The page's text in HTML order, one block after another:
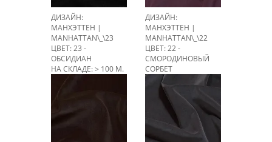
ДИЗАЙН:
МАНХЭТТЕН |
MANHATTAN\_\23
ЦВЕТ: 23 -
ОБСИДИАН
НА СКЛАДЕ: > 100 М.
ДИЗАЙН:
МАНХЭТТЕН |
MANHATTAN\_\22
ЦВЕТ: 22 -
СМОРОДИНОВЫЙ
СОРБЕТ
НА СКЛАДЕ: > 100 М.